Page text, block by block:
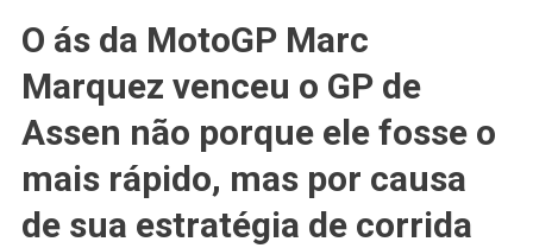
–
Marquez
Venceu
Sem
Ser
Mais
O ás da MotoGP Marc
Marquez venceu o GP de
Assen não porque ele fosse o
mais rápido, mas por causa
de sua estratégia de corrida